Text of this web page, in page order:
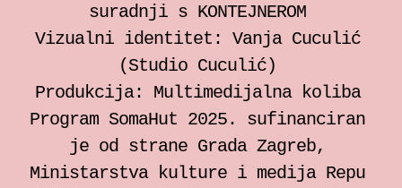
suradnji s KONTEJNEROM
Vizualni identitet: Vanja Cuculić
(Studio Cuculić)
Produkcija: Multimedijalna koliba
Program SomaHut 2025. sufinanciran
je od strane Grada Zagreb,
Ministarstva kulture i medija Repu